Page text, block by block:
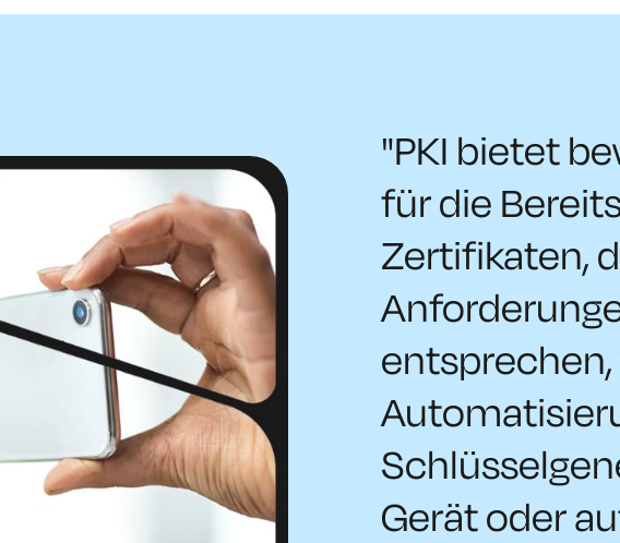
"PKI bietet
für die
Zertifikaten,
entsprechen,
Gerät oder